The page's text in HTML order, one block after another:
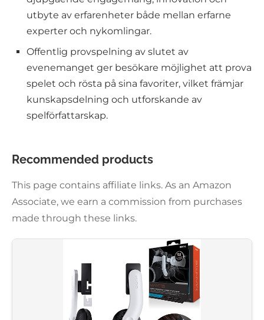
utbyte av erfarenheter både mellan erfarne
experter och nykomlingar.
Offentlig provspelning av slutet av
evenemanget ger besökare möjlighet att prova
spelet och rösta på sina favoriter, vilket främjar
kunskapsdelning och utforskande av
spelförfattarskap.
Recommended products
This page contains affiliate links. As an Amazon
Associate, we earn a commission from purchases
made through these links.